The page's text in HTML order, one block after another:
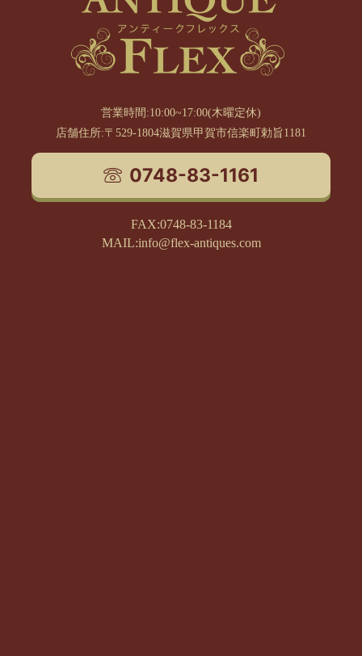
営業時間:10:00~17:00(木曜定休)
店舗住所:〒529-1804滋賀県甲賀市信楽町勅旨1181
0748-83-1161
FAX:0748-83-1184
MAIL:info@flex-antiques.com